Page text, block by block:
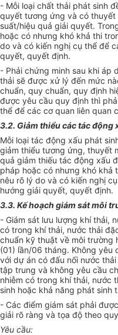
- Mỗi loại chất thải phát sinh
quyết tương ứng và có thuyết
suất/hiệu quả giải quyết.
hoặc có nhưng khó khả thi
do và có kiến nghị cụ thể để
quyết, quyết định.
- Phải chứng minh sau khi áp
thải sẽ được xử lý đến mức
chuẩn, quy chuẩn, quy định
được yêu cầu quy định thì
thể để các cơ quan liên quan
3.2. Giảm thiểu các tác động
Mỗi loại tác động xấu phát
giảm thiểu tương ứng, thuyết
quả giảm thiếu tác động xấu
pháp hoặc có nhưng khó khả
nêu rõ lý do và có kiến nghị
hướng giải quyết, quyết định.
3.3. Kế hoạch giám sát môi
- Giám sát lưu lượng khí thải,
có trong khí thải, nước thải
chuẩn kỹ thuật về môi trường
(01) lần/06 tháng. Không yêu
với dự án có đấu nối nước
tập trung và không yêu cầu
nhiễm có trong khí thải, nước
sinh hoặc khả năng phát sinh
- Các điểm giám sát phải
giải rõ ràng và tọa độ theo
Yêu cầu: